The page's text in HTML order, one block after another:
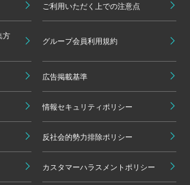
ご利用いただく上での注意点
方
グループ会員利用規約
広告掲載基準
情報セキュリティポリシー
反社会的勢力排除ポリシー
カスタマーハラスメントポリシー